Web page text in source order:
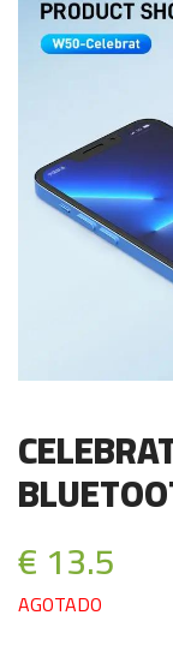
€ 13.5
AGOTADO